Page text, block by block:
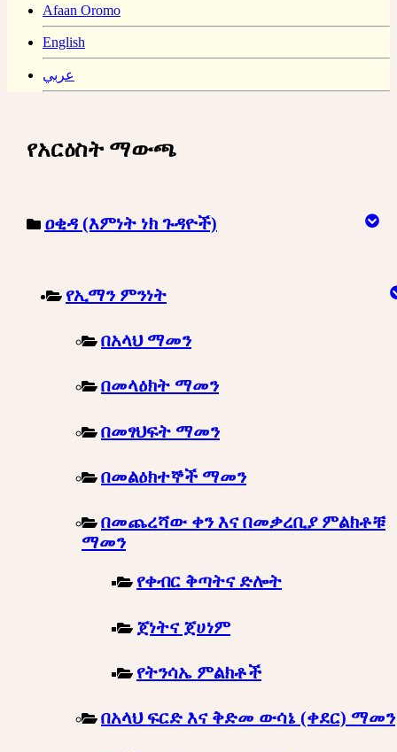
Afaan Oromo
English
عربي
የአርዕስት ማውጫ
ዐቂዳ (እምነት ነክ ጉዳዮች)
የኢማን ምንነት
በአላህ ማመን
በመላዕክት ማመን
በመፃህፍት ማመን
በመልዕክተኞች ማመን
በመጨረሻው ቀን እና በመቃረቢያ ምልክቶቹ
ማመን
የቀብር ቅጣትና ድሎት
ጀነትና ጀሀነም
የትንሳኤ ምልክቶች
በአላህ ፍርድ እና ቅድመ ውሳኔ (ቀደር) ማመን